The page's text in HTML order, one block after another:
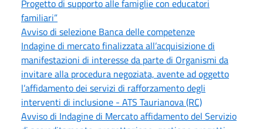
Progetto di supporto alle famiglie con educatori
familiari”
Avviso di selezione Banca delle competenze
Indagine di mercato finalizzata all’acquisizione di
manifestazioni di interesse da parte di Organismi da
invitare alla procedura negoziata, avente ad oggetto
l’affidamento dei servizi di rafforzamento degli
interventi di inclusione - ATS Taurianova (RC)
Avviso di Indagine di Mercato affidamento del Servizio